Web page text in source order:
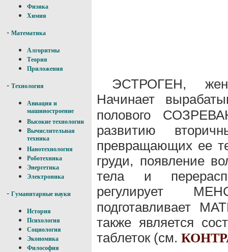
Физика
Химия
- Математика
Алгоритмы
Теория
Приложения
- Технология
Авиация и
машиностроение
Высокие технологии
Вычислительная
техника
Нанотехнология
Роботехника
Энергетика
Электроника
- Гуманитарные науки
История
Психология
Социология
Экономика
Философия
ЭСТРОГЕН,
Начинает
полового
развитию
превращающих ее
груди, появление
тела и
регулирует
подготавливает
также является
таблеток (см.